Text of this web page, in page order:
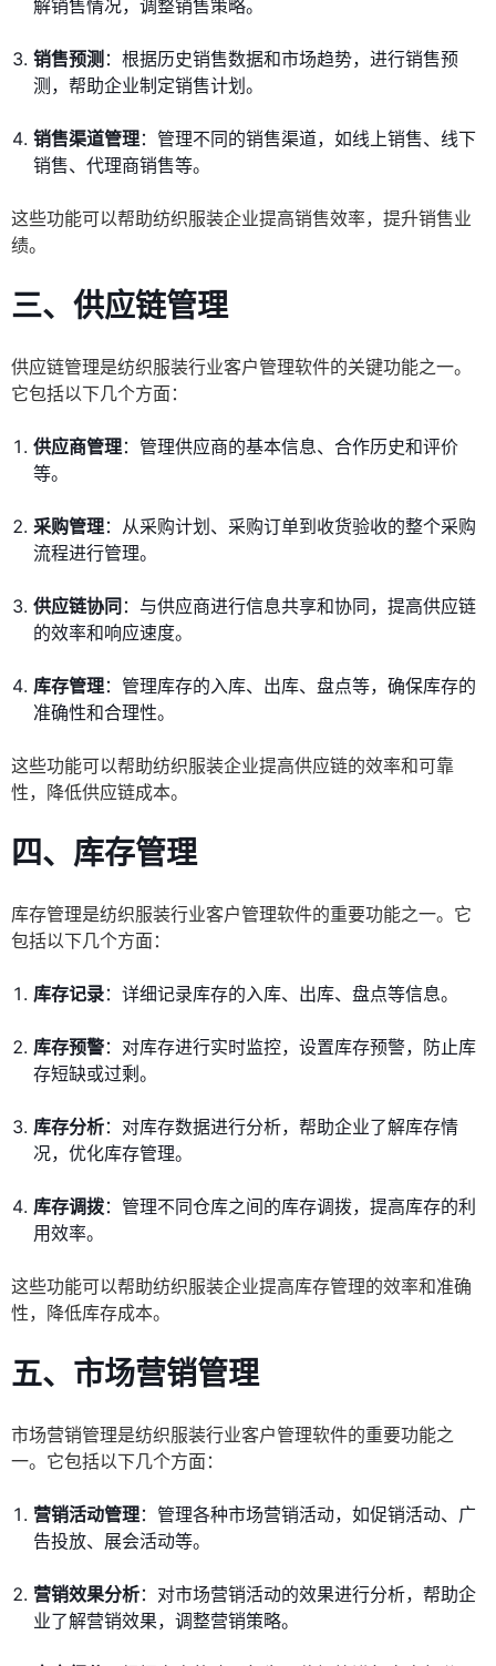
解销售情况，调整销售策略。
销售预测 ：根据历史销售数据和市场趋势，进行销售预
测，帮助企业制定销售计划。
销售渠道管理：管理不同的销售渠道，如线上销售、线下
销售、代理商销售等。
这些功能可以帮助纺织服装企业提高销售效率，提升销售业
绩。
三、供应链管理
供应链管理是纺织服装行业客户管理软件的关键功能之一。
它包括以下几个方面：
供应商管理：管理供应商的基本信息、合作历史和评价
等。
采购管理：从采购计划、采购订单到收货验收的整个采购
流程进行管理。
供应链协同 ：与供应商进行信息共享和协同，提高供应链
的效率和响应速度。
库存管理：管理库存的入库、出库、盘点等，确保库存的
准确性和合理性。
这些功能可以帮助纺织服装企业提高供应链的效率和可靠
性，降低供应链成本。
四、库存管理
库存管理是纺织服装行业客户管理软件的重要功能之一。它
包括以下几个方面：
库存记录：详细记录库存的入库、出库、盘点等信息。
库存预警：对库存进行实时监控，设置库存预警，防止库
存短缺或过剩。
库存分析：对库存数据进行分析，帮助企业了解库存情
况，优化库存管理。
库存调拨：管理不同仓库之间的库存调拨，提高库存的利
用效率。
这些功能可以帮助纺织服装企业提高库存管理的效率和准确
性，降低库存成本。
五、市场营销管理
市场营销管理是纺织服装行业客户管理软件的重要功能之
一。它包括以下几个方面：
营销活动管理：管理各种市场营销活动，如促销活动、广
告投放、展会活动等。
营销效果分析：对市场营销活动的效果进行分析，帮助企
业了解营销效果，调整营销策略。